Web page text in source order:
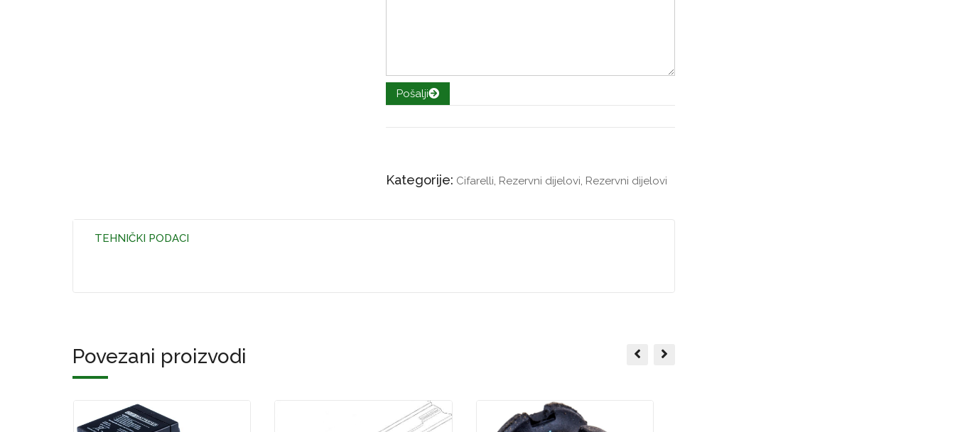
Pošalji
Kategorije: Cifarelli, Rezervni dijelovi, Rezervni dijelovi
TEHNIČKI PODACI
Povezani proizvodi